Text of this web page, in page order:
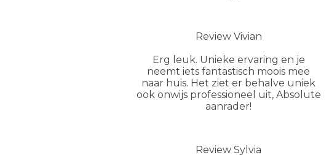
Review Vivian
Erg leuk. Unieke ervaring en je
neemt iets fantastisch moois mee
naar huis. Het ziet er behalve uniek
ook onwijs professioneel uit, Absolute
aanrader!
Review Sylvia